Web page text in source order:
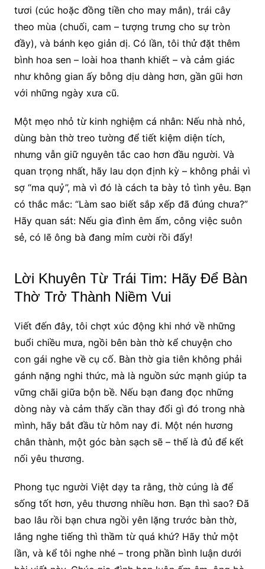
tươi (cúc hoặc đồng tiền cho may mắn), trái cây
theo mùa (chuối, cam – tượng trưng cho sự tròn
đầy), và bánh kẹo giản dị. Có lần, tôi thử đặt thêm
bình hoa sen – loài hoa thanh khiết – và cảm giác
như không gian ấy bỗng dịu dàng hơn, gần gũi hơn
với những ngày xưa cũ.
Một mẹo nhỏ từ kinh nghiệm cá nhân: Nếu nhà nhỏ,
dùng bàn thờ treo tường để tiết kiệm diện tích,
nhưng vẫn giữ nguyên tắc cao hơn đầu người. Và
quan trọng nhất, hãy lau dọn định kỳ – không phải vì
sợ “ma quỷ”, mà vì đó là cách ta bày tỏ tình yêu. Bạn
có thắc mắc: “Làm sao biết sắp xếp đã đúng chưa?”
Hãy quan sát: Nếu gia đình êm ấm, công việc suôn
sẻ, có lẽ ông bà đang mỉm cười rồi đấy!
Lời Khuyên Từ Trái Tim: Hãy Để Bàn
Thờ Trở Thành Niềm Vui
Viết đến đây, tôi chợt xúc động khi nhớ về những
buổi chiều mưa, ngồi bên bàn thờ kể chuyện cho
con gái nghe về cụ cố. Bàn thờ gia tiên không phải
gánh nặng nghi thức, mà là nguồn sức mạnh giúp ta
vững chãi giữa bộn bề. Nếu bạn đang đọc những
dòng này và cảm thấy cần thay đổi gì đó trong nhà
mình, hãy bắt đầu từ hôm nay đi. Một nén hương
chân thành, một góc bàn sạch sẽ – thế là đủ để kết
nối yêu thương.
Phong tục người Việt dạy ta rằng, thờ cúng là để
sống tốt hơn, yêu thương nhiều hơn. Bạn thì sao? Đã
bao lâu rồi bạn chưa ngồi yên lặng trước bàn thờ,
lắng nghe tiếng thì thầm từ quá khứ? Hãy thử một
lần, và kể tôi nghe nhé – trong phần bình luận dưới